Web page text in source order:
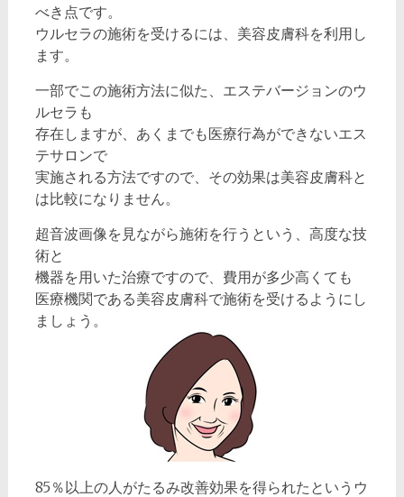
べき点です。
ウルセラの施術を受けるには、美容皮膚科を利用し
ます。
一部でこの施術方法に似た、エステバージョンのウ
ルセラも
存在しますが、あくまでも医療行為ができないエス
テサロンで
実施される方法ですので、その効果は美容皮膚科と
は比較になりません。
超音波画像を見ながら施術を行うという、高度な技
術と
機器を用いた治療ですので、費用が多少高くても
医療機関である美容皮膚科で施術を受けるようにし
ましょう。
85％以上の人がたるみ改善効果を得られたというウ